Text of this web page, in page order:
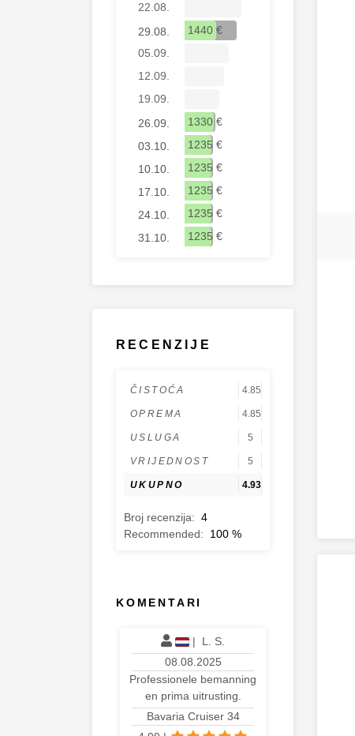
22.08.
29.08.
1440 €
05.09.
12.09.
19.09.
26.09.
1330 €
03.10.
1235 €
10.10.
1235 €
17.10.
1235 €
24.10.
1235 €
31.10.
1235 €
RECENZIJE
ČISTOĆA 4.85
OPREMA 4.85
USLUGA 5
VRIJEDNOST 5
UKUPNO 4.93
Broj recenzija: 4
Recommended:
100 %
KOMENTARI
|
L. S.
08.08.2025
Professionele bemanning
en prima uitrusting.
Bavaria Cruiser 34